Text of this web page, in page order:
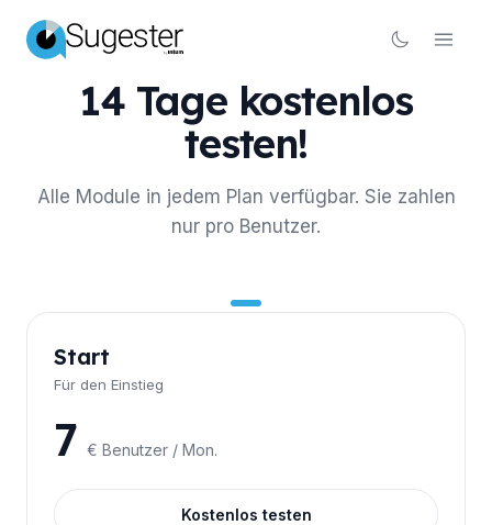
14 Tage kostenlos
testen!
Alle Module in jedem Plan verfügbar. Sie zahlen
nur pro Benutzer.
Start
Für den Einstieg
7 € Benutzer / Mon.
Kostenlos testen